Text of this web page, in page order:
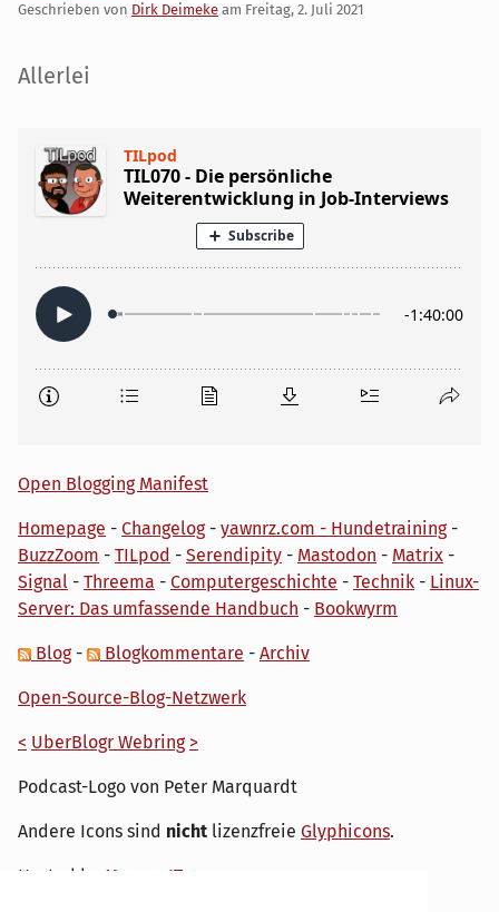
Geschrieben von Dirk Deimeke am Freitag, 2. Juli 2021
Seitenleiste
Allerlei
Open Blogging Manifest
Homepage - Changelog- yawnrz.com - Hundetraining-
BuzzZoom - TILpod - Serendipity - Mastodon - Matrix -
Signal - Threema - Computergeschichte - Technik - Linux-
Server: Das umfassende Handbuch - Bookwyrm
Blog- Blogkommentare - Archiv
Open-Source-Blog-Netzwerk
< UberBlogr Webring >
Podcast-Logo von Peter Marquardt
Andere Icons sind nicht lizenzfreie Glyphicons.
Hosted by My own IT.